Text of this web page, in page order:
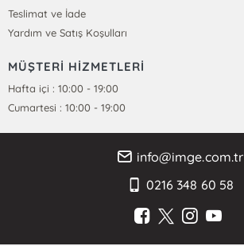
Teslimat ve İade
Yardım ve Satış Koşulları
MÜŞTERİ HİZMETLERİ
Hafta içi : 10:00 - 19:00
Cumartesi : 10:00 - 19:00
info@imge.com.tr
0216 348 60 58